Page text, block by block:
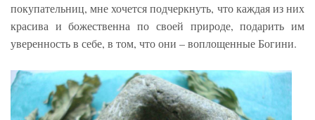
покупательниц, мне хочется подчеркнуть, что каждая из них
красива и божественна по своей природе, подарить им
уверенность в себе, в том, что они – воплощенные Богини.